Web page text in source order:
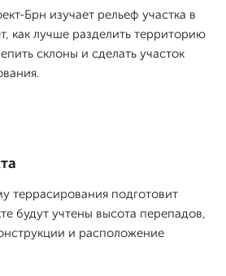
Брн изучает рельеф участка в
как лучше разделить территорию
склоны и сделать участок
террасирования подготовит
будут учтены высота перепадов,
и расположение